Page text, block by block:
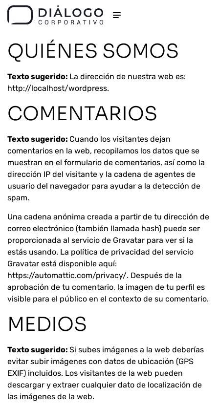
QUIÉNES SOMOS
Texto sugerido: La dirección de nuestra web es:
http://localhost/wordpress.
COMENTARIOS
Texto sugerido: Cuando los visitantes dejan
comentarios en la web, recopilamos los datos que se
muestran en el formulario de comentarios, así como la
dirección IP del visitante y la cadena de agentes de
usuario del navegador para ayudar a la detección de
spam.
Una cadena anónima creada a partir de tu dirección de
correo electrónico (también llamada hash) puede ser
proporcionada al servicio de Gravatar para ver si la
estás usando. La política de privacidad del servicio
Gravatar está disponible aquí:
https://automattic.com/privacy/. Después de la
aprobación de tu comentario, la imagen de tu perfil es
visible para el público en el contexto de su comentario.
MEDIOS
Texto sugerido: Si subes imágenes a la web deberías
evitar subir imágenes con datos de ubicación (GPS
EXIF) incluidos. Los visitantes de la web pueden
descargar y extraer cualquier dato de localización de
las imágenes de la web.